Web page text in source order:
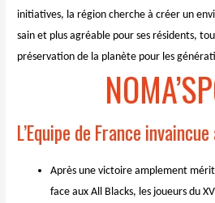
initiatives, la région cherche à créer un
sain et plus agréable pour ses résidents,
préservation de la planète pour les
L’Equipe de France
Après une victoire amplement
face aux All Blacks, les joueurs du